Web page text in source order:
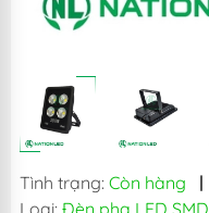
Tình trạng: Còn hàng |